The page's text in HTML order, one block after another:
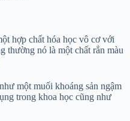
hợp chất hóa học vô cơ với
thường nó là một chất rắn màu
một muối khoáng sản ngậm
trong khoa học cũng như